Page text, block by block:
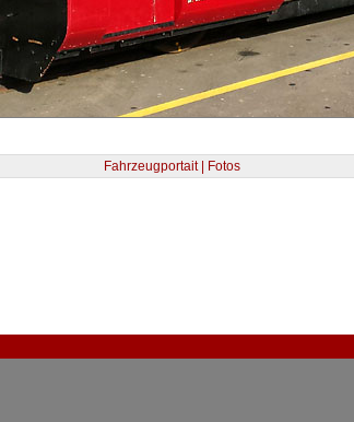
Fahrzeugportait | Fotos